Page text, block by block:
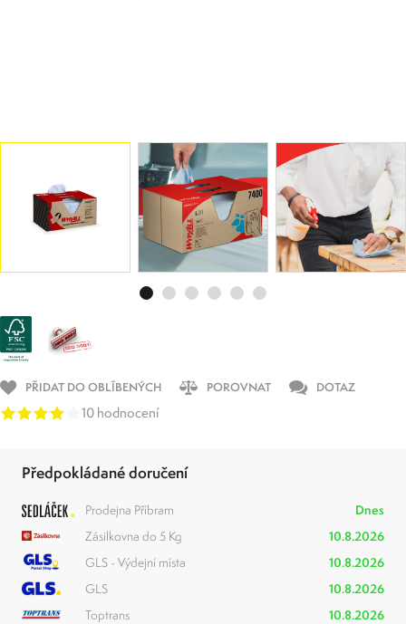
PŘIDAT DO OBLÍBENÝCH POROVNAT DOTAZ
10 hodnocení
Předpokládané doručení
Prodejna Příbram
Dnes
Zásilkovna do 5 Kg
10.8.2026
GLS - Výdejní místa
10.8.2026
GLS
10.8.2026
Toptrans
10.8.2026